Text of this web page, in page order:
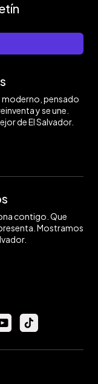
pensado
y se une.
de El Salvador.
contigo. Que
Mostramos